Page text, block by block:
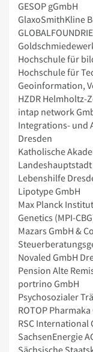
GESOP gGmbH
GlaxoSmithKline
Hochschule für
Hochschule für
Geoinformation,
HZDR Helmholtz-
intap network
Integrations- und
Dresden
Katholische
Lebenshilfe
Lipotype GmbH
Max Planck
Genetics (MPI-
Mazars GmbH &
Novaled GmbH
Pension Alte
portrino GmbH
Psychosozialer
ROTOP Pharmaka
RSC International
SachsenEnergie